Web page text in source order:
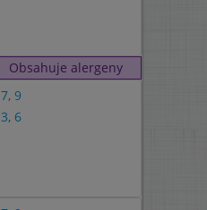
Obsahuje alergeny
7, 9
3, 6